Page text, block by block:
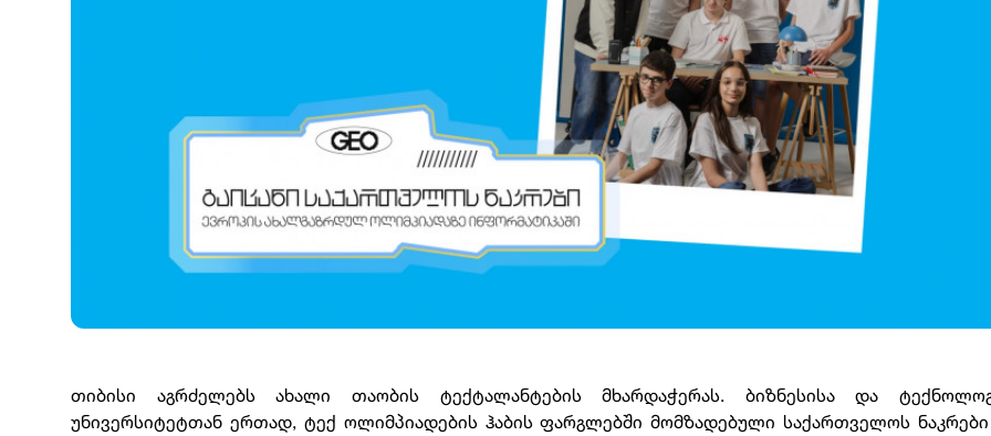
თიბისი აგრძელებს ახალი თაობის ტექტალანტების მხარდაჭერას. ბიზნესისა და
უნივერსიტეტთან ერთად, ტექ ოლიმპიადების ჰაბის ფარგლებში მომზადებული საქართველოს